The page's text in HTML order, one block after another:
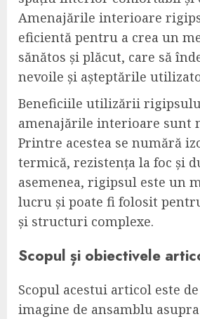
Amenajările interioare
eficientă pentru a crea un
sănătos și plăcut, care să
nevoile și așteptările
Beneficiile utilizării
amenajările interioare sunt
Printre acestea se numără
termică, rezistența la foc și
asemenea, rigipsul este un
lucru și poate fi folosit
și structuri complexe.
Scopul și obiectivele
Scopul acestui articol este
imagine de ansamblu